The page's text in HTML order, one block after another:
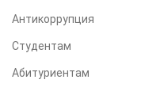
Антикоррупция
Студентам
Абитуриентам